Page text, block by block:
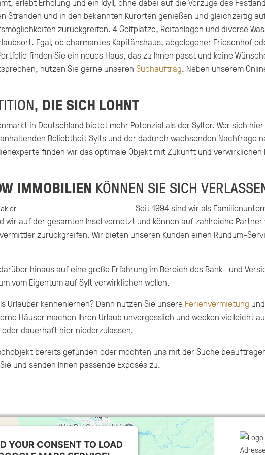
Stränden und in den bekannten Kurorten genießen und gleichzeitig
zurückgreifen. 4 Golfplätze, Reitanlagen und diverse
Egal, ob charmantes Kapitänshaus, abgelegener Friesenhof
finden Sie ein neues Haus, das zu Ihnen passt und keine
nutzen Sie gerne unseren Suchauftrag. Neben unserem
DIE SICH LOHNT
in Deutschland bietet mehr Potenzial als der Sylter. Wer sich
Beliebtheit Sylts und der dadurch wachsenden Nachfrage
finden wir das optimale Objekt mit Zukunft und verwirklichen
IMMOBILIEN KÖNNEN SIE SICH
Seit 1994 sind wir als
wir auf der gesamten Insel vernetzt und können auf zahlreiche
zurückgreifen. Wir bieten unseren Kunden einen Rundum-
hinaus auf eine große Erfahrung im Bereich des Bank- und
vom Eigentum auf Sylt verwirklichen wollen.
Urlauber kennenlernen? Dann nutzen Sie unsere Ferienvermietung
Häuser machen Ihren Urlaub unvergesslich und wecken vielleicht
dauerhaft hier niederzulassen.
bereits gefunden oder möchten uns mit der Suche
und senden Ihnen passende Exposés zu.
YOUR CONSENT TO LOAD